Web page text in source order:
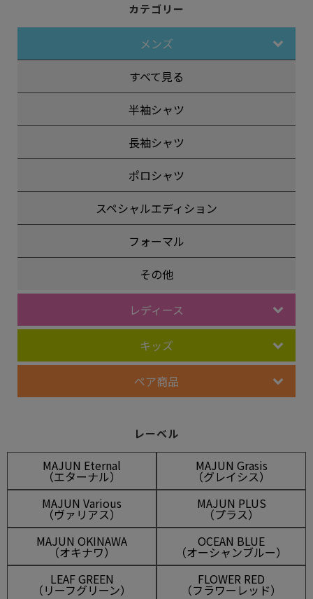
カテゴリー
メンズ
すべて見る
半袖シャツ
長袖シャツ
ポロシャツ
スペシャルエディション
フォーマル
その他
レディース
キッズ
ペア商品
レーベル
MAJUN Eternal
（エターナル）
MAJUN Grasis
（グレイシス）
MAJUN Various
（ヴァリアス）
MAJUN PLUS
（プラス）
MAJUN OKINAWA
（オキナワ）
OCEAN BLUE
（オーシャンブルー）
LEAF GREEN
（リーフグリーン）
FLOWER RED
（フラワーレッド）